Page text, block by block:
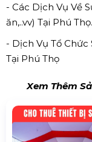
- Các Dịch Vụ Về
ăn,..vv) Tại Phú Thọ.
- Dịch Vụ Tổ Chức
Tại Phú Thọ
Xem Thêm